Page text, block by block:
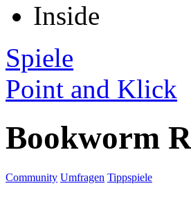
Inside
Spiele
Point and Klick
Bookworm
Community Umfragen Tippspiele